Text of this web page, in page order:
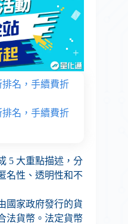
排名，手續費折
排名，手續費折
5 大重點描述，分
名性、透明性和不
國家政府發行的貨
法貨幣。法定貨幣